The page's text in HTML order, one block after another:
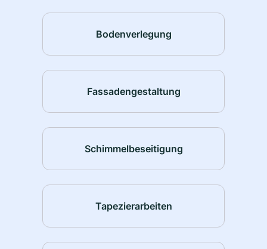
Bodenverlegung
Fassadengestaltung
Schimmelbeseitigung
Tapezierarbeiten